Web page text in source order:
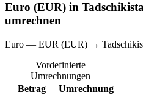
Euro (EUR) in
umrechnen
Euro — EUR (EUR) →
Vordefinierte
Umrechnungen
Betrag
Umrechnung